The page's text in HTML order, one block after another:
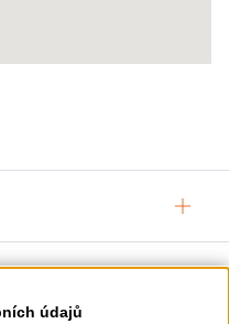
údajů
v novém okně